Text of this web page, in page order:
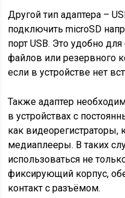
Другой тип адаптера –
подключить microSD
порт USB. Это удобно
файлов или резервного
если в устройстве нет
Также адаптер
в устройствах с
как
медиаплееры. В таких
использоваться не
фиксирующий корпус,
контакт с разъёмом.